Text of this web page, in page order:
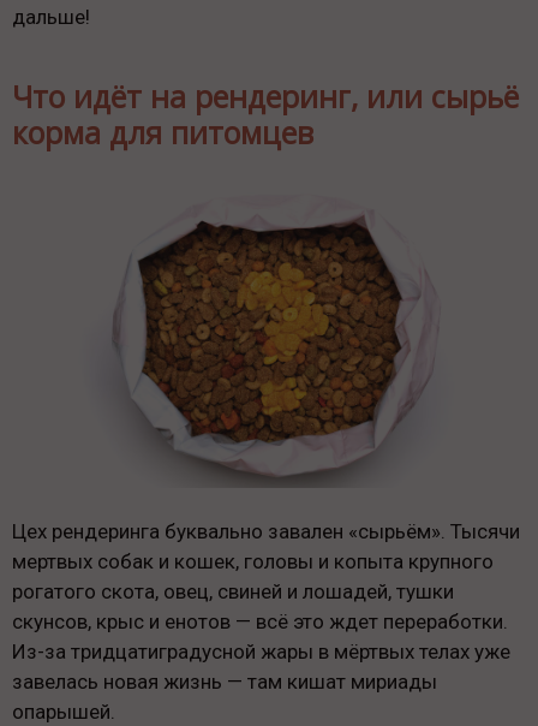
дальше!
Что идёт на рендеринг, или сырьё
корма для питомцев
Цех рендеринга буквально завален «сырьём». Тысячи
мертвых собак и кошек, головы и копыта крупного
рогатого скота, овец, свиней и лошадей, тушки
скунсов, крыс и енотов — всё это ждет переработки.
Из-за тридцатиградусной жары в мёртвых телах уже
завелась новая жизнь — там кишат мириады
опарышей.